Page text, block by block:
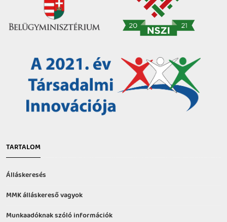
TARTALOM
Álláskeresés
MMK álláskereső vagyok
Munkaadóknak szóló információk